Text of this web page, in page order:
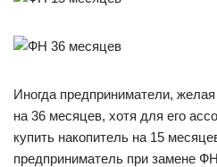
Иногда предприниматели,
на 36 месяцев, хотя для его
купить накопитель на 15
предприниматель при замене